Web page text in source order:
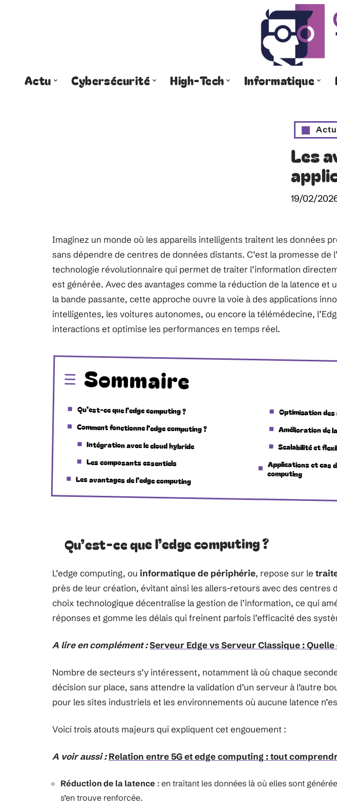
Actu Cybersécurité High-Tech Informatique
Actu
Les
19/02/
Imaginez un monde où les appareils intelligents traitent les données
sans dépendre de centres de données distants. C’est la promesse de
technologie révolutionnaire qui permet de traiter l’information
est générée. Avec des avantages comme la réduction de la latence et
la bande passante, cette approche ouvre la voie à des applications
intelligentes, les voitures autonomes, ou encore la télémédecine,
interactions et optimise les performances en temps réel.
Sommaire
Qu’est-ce que l’edge computing ?
Comment fonctionne l’edge computing ?
Intégration avec le cloud hybride
Les composants essentiels
Les avantages de l’edge computing
Optimisation
Amélioration de
Scalabilité et
Applications et cas
computing
Qu’est-ce que l’edge computing ?
L’edge computing, ou informatique de périphérie, repose sur le
près de leur création, évitant ainsi les allers-retours avec des centres
choix technologique décentralise la gestion de l’information, ce qui
réponses et gomme les délais qui freinent parfois l’efficacité des
A lire en complément :Serveur Edge vs Serveur Classique :
Nombre de secteurs s’y intéressent, notamment là où chaque
décision sur place, sans attendre la validation d’un serveur à l’autre
pour les sites industriels et les environnements où aucune latence
Voici trois atouts majeurs qui expliquent cet engouement :
A voir aussi : Relation entre 5G et edge computing : tout
Réduction de la latence : en traitant les données là où elles sont
s’en trouve renforcée.